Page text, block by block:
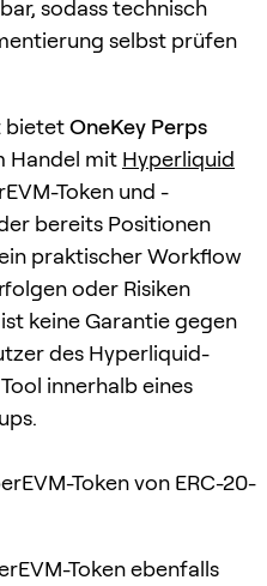
sodass technisch
selbst prüfen
bietetOneKey Perps
Handel mit Hyperliquid
Token und -
bereits Positionen
praktischer Workflow
oder Risiken
keine Garantie gegen
des Hyperliquid-
innerhalb eines
Token von ERC-20-
Token ebenfalls